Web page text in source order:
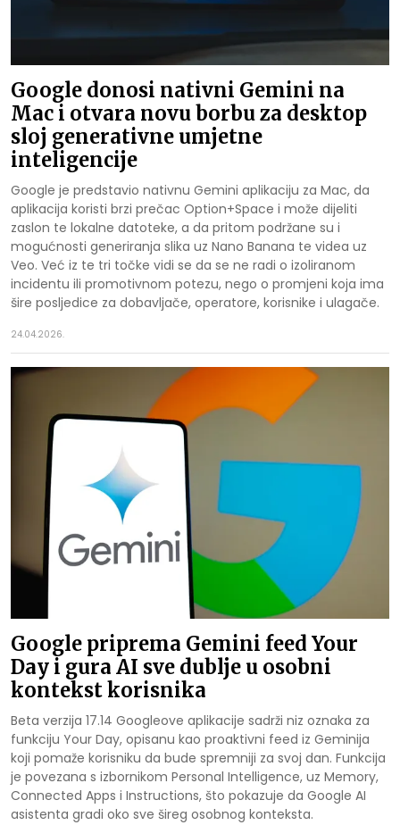
Google donosi nativni Gemini na
Mac i otvara novu borbu za desktop
sloj generativne umjetne
inteligencije
Google je predstavio nativnu Gemini aplikaciju za Mac, da
aplikacija koristi brzi prečac Option+Space i može dijeliti
zaslon te lokalne datoteke, a da pritom podržane su i
mogućnosti generiranja slika uz Nano Banana te videa uz
Veo. Već iz te tri točke vidi se da se ne radi o izoliranom
incidentu ili promotivnom potezu, nego o promjeni koja ima
šire posljedice za dobavljače, operatore, korisnike i ulagače.
24.04.2026.
Google priprema Gemini feed Your
Day i gura AI sve dublje u osobni
kontekst korisnika
Beta verzija 17.14 Googleove aplikacije sadrži niz oznaka za
funkciju Your Day, opisanu kao proaktivni feed iz Geminija
koji pomaže korisniku da bude spremniji za svoj dan. Funkcija
je povezana s izbornikom Personal Intelligence, uz Memory,
Connected Apps i Instructions, što pokazuje da Google AI
asistenta gradi oko sve šireg osobnog konteksta.